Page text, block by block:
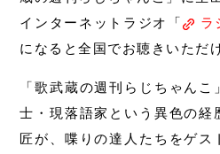
インターネットラジオ「
ラ
になると全国でお聴きいただ
「歌武蔵の週刊らじちゃん
士・現落語家という異色の経
匠が、喋りの達人たちをゲス